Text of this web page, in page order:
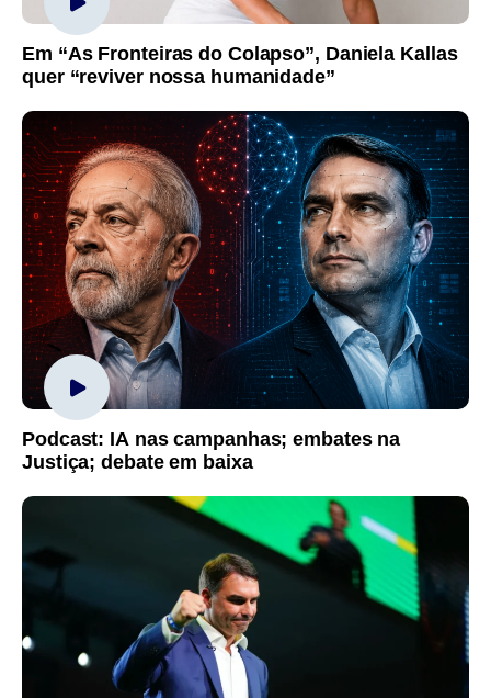
Em “As Fronteiras do Colapso”, Daniela Kallas
quer “reviver nossa humanidade”
Podcast: IA nas campanhas; embates na
Justiça; debate em baixa